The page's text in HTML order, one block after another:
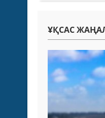
ҰҚСАС